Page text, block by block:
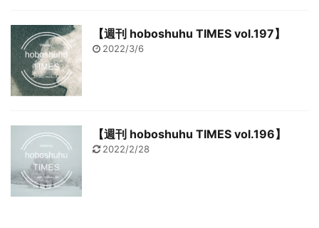
【週刊 hoboshuhu TIMES vol.197】
2022/3/6
【週刊 hoboshuhu TIMES vol.196】
2022/2/28